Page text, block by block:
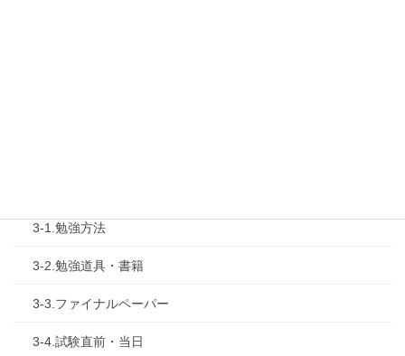
3-1.勉強方法
3-2.勉強道具・書籍
3-3.ファイナルペーパー
3-4.試験直前・当日